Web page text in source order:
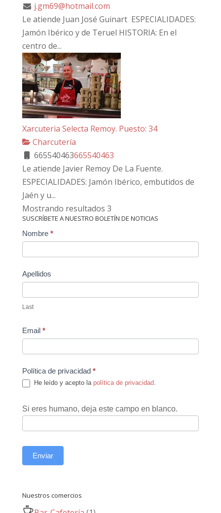
j.gm69@hotmail.com
Le atiende Juan José Guinart ESPECIALIDADES:
Jamón Ibérico y de Teruel HISTORIA: En el
centro de...
Xarcuteria Selecta Remoy. Puesto: 34
Charcutería
665540463665540463
Le atiende Javier Remoy De La Fuente.
ESPECIALIDADES: Jamón Ibérico, embutidos de
Jaén y u...
Mostrando resultados 3
SUSCRÍBETE A NUESTRO BOLETÍN DE NOTICIAS
Contact
Nombre *
Apellidos
Last
Email *
Política de privacidad *
He leído y acepto la política de privacidad.
Si eres humano, deja este campo en blanco.
Enviar
Nuestros comercios